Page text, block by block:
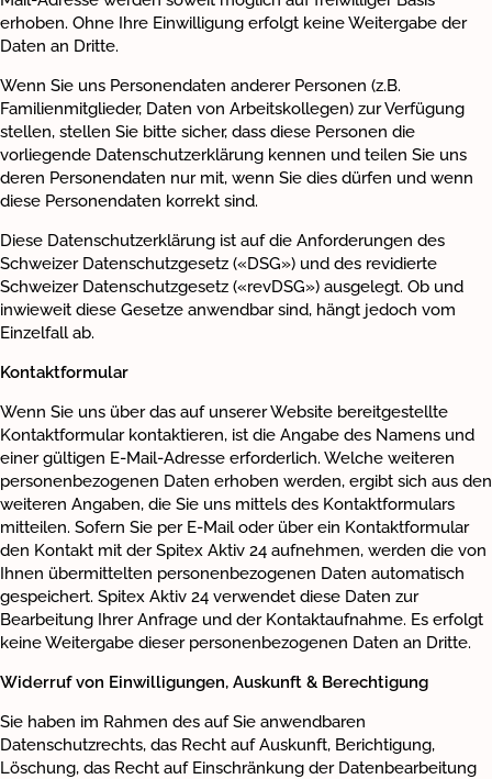
erhoben. Ohne Ihre Einwilligung erfolgt keine Weitergabe der
Daten an Dritte.
Wenn Sie uns Personendaten anderer Personen (z.B.
Familienmitglieder, Daten von Arbeitskollegen) zur Verfügung
stellen, stellen Sie bitte sicher, dass diese Personen die
vorliegende Datenschutzerklärung kennen und teilen Sie uns
deren Personendaten nur mit, wenn Sie dies dürfen und wenn
diese Personendaten korrekt sind.
Diese Datenschutzerklärung ist auf die Anforderungen des
Schweizer Datenschutzgesetz («DSG») und des revidierte
Schweizer Datenschutzgesetz («revDSG») ausgelegt. Ob und
inwieweit diese Gesetze anwendbar sind, hängt jedoch vom
Einzelfall ab.
Kontaktformular
Wenn Sie uns über das auf unserer Website bereitgestellte
Kontaktformular kontaktieren, ist die Angabe des Namens und
einer gültigen E-Mail-Adresse erforderlich. Welche weiteren
personenbezogenen Daten erhoben werden, ergibt sich aus den
weiteren Angaben, die Sie uns mittels des Kontaktformulars
mitteilen. Sofern Sie per E-Mail oder über ein Kontaktformular
den Kontakt mit der Spitex Aktiv 24 aufnehmen, werden die von
Ihnen übermittelten personenbezogenen Daten automatisch
gespeichert. Spitex Aktiv 24 verwendet diese Daten zur
Bearbeitung Ihrer Anfrage und der Kontaktaufnahme. Es erfolgt
keine Weitergabe dieser personenbezogenen Daten an Dritte.
Widerruf von Einwilligungen, Auskunft & Berechtigung
Sie haben im Rahmen des auf Sie anwendbaren
Datenschutzrechts, das Recht auf Auskunft, Berichtigung,
Löschung, das Recht auf Einschränkung der Datenbearbeitung